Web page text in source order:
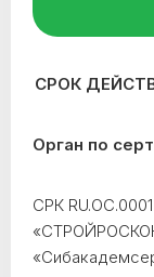
СРОК
Орган по
СРК